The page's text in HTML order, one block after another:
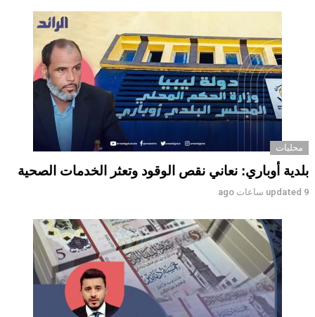
محليات
بلدية أوباري: نعاني نقص الوقود وتعثر الخدمات الصحية
updated 9 ساعات ago